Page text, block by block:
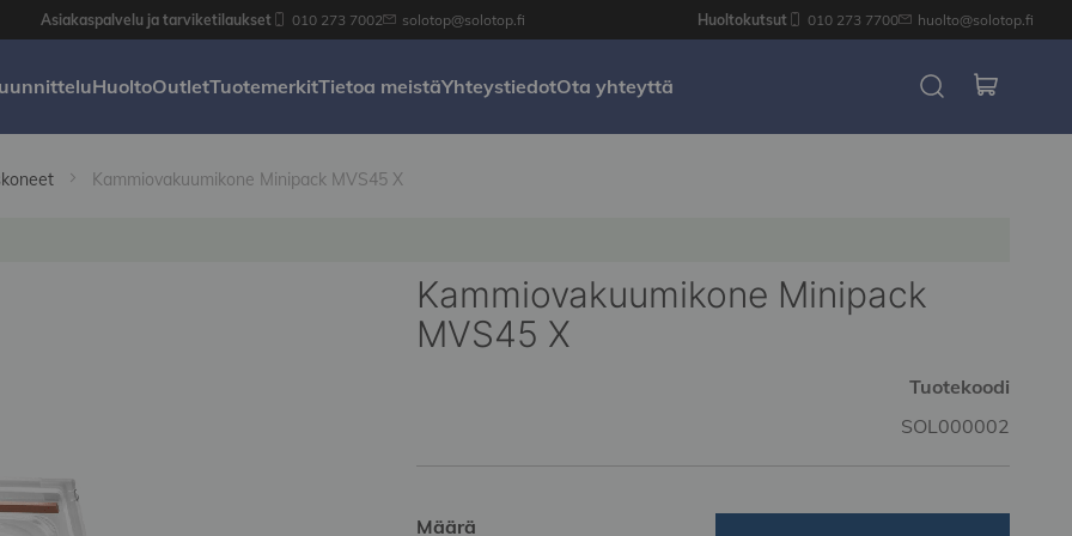
Asiakaspalvelu ja tarviketilaukset 010 273 7002 solotop@solotop.fi Huoltokutsut 010 273 7700 huolto@solotop.fi
HuoltoOutletTuotemerkitTietoa meistäYhteystiedotOta yhteyttä
Kammiovakuumikone Minipack MVS45 X
Kammiovakuumikone Minipack
MVS45 X
Tuotekoodi
SOL000002
Määrä